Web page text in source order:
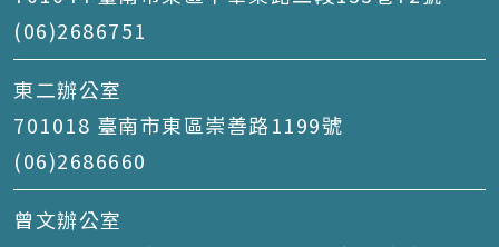
(06)2686751
東二辦公室
701018 臺南市東區崇善路1199號
(06)2686660
曾文辦公室